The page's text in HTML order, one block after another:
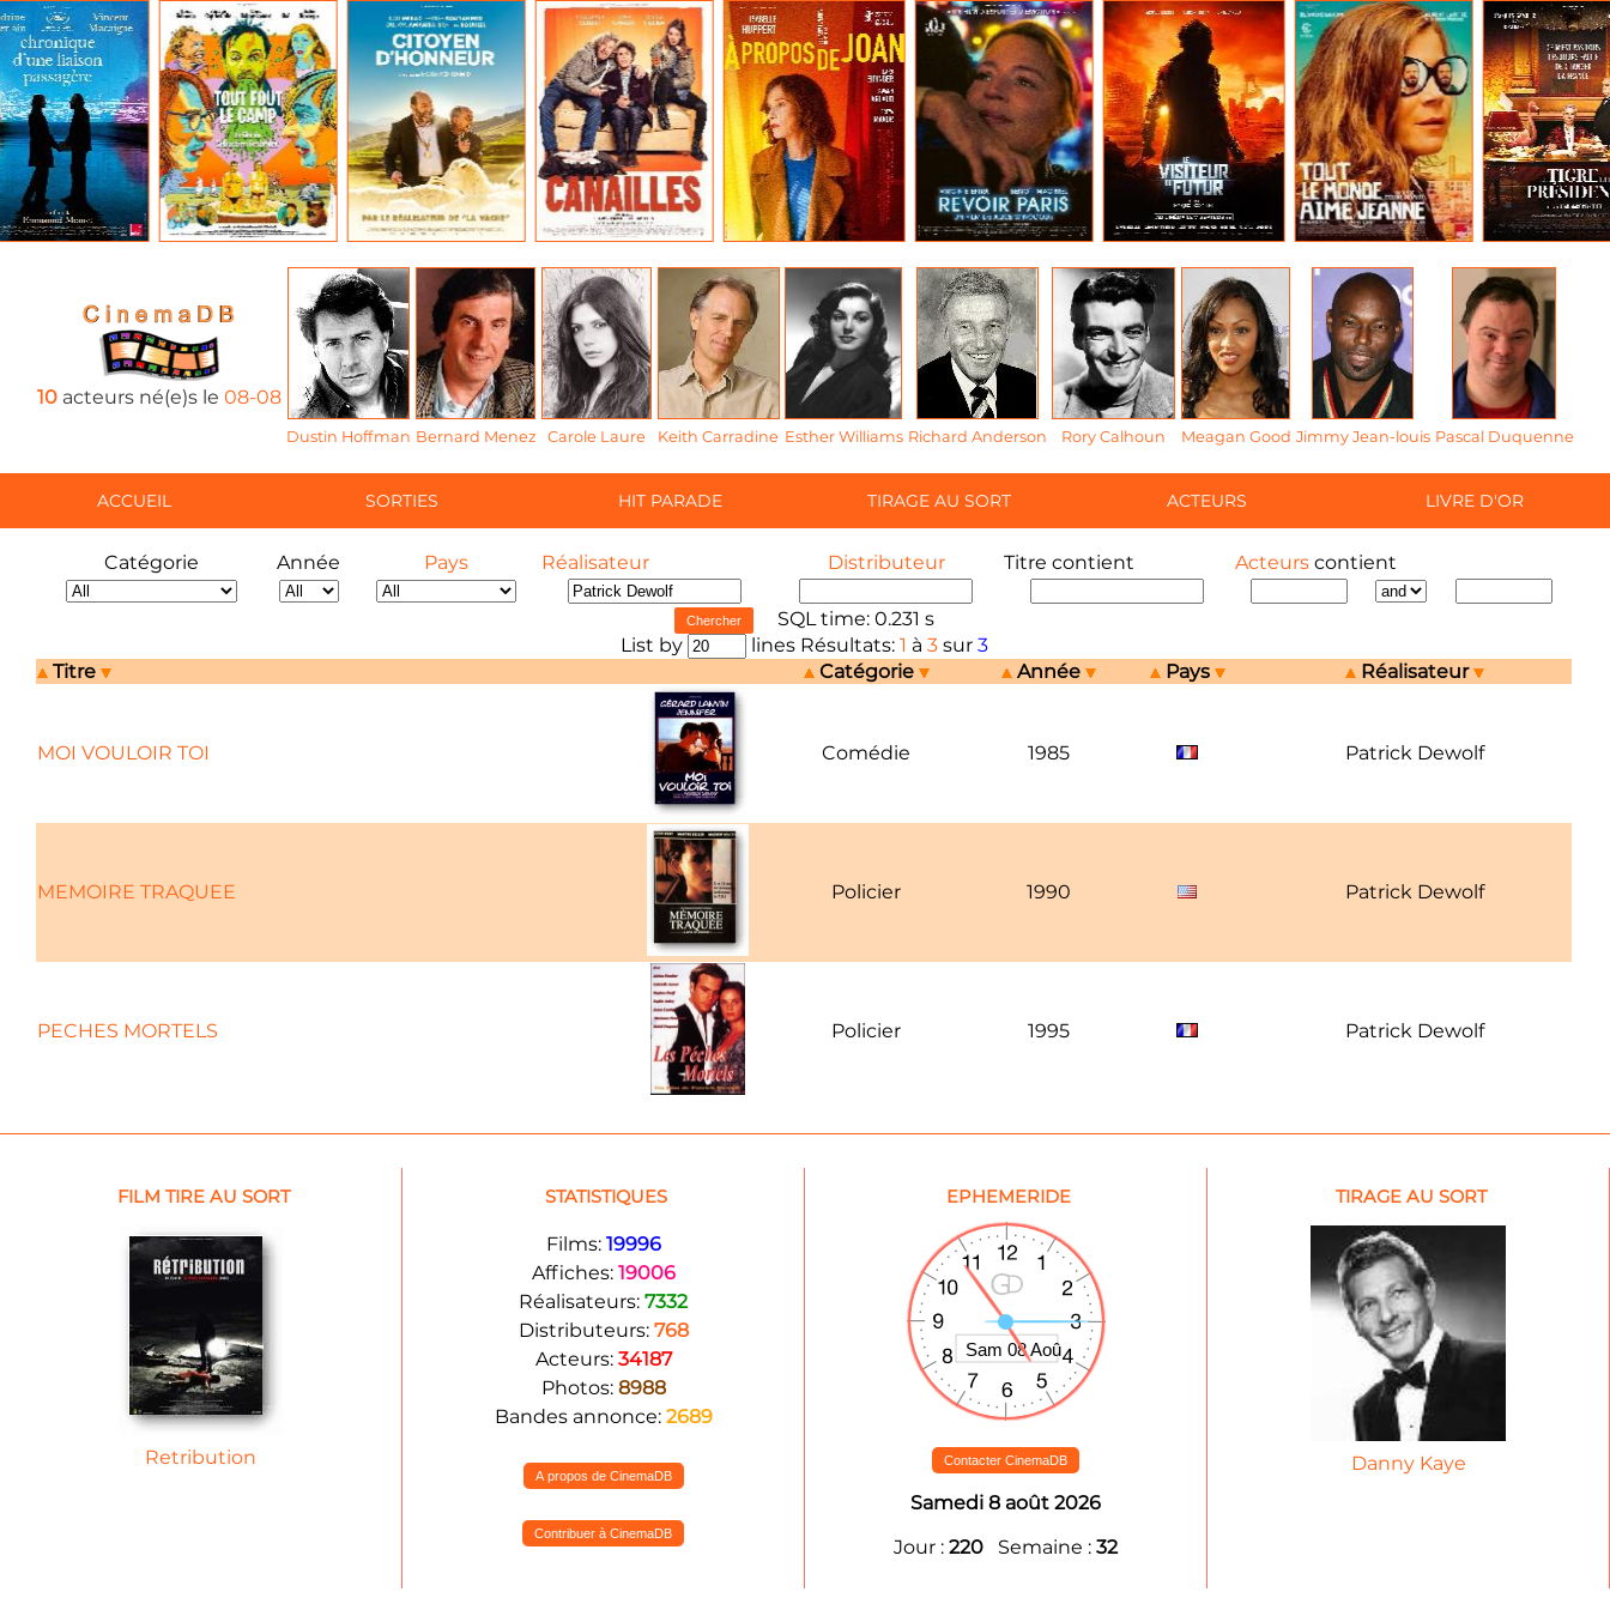
10acteurs né(e)s le 08-08
Dustin Hoffman Bernard Menez Carole Laure Keith Carradine Esther Williams Richard Anderson Rory Calhoun Meagan Good Jimmy Jean-louis Pascal Duquenne
ACCUEIL SORTIES HIT PARADE TIRAGE AU SORT ACTEURS LIVRE D'OR
Catégorie Année Pays Réalisateur Distributeur Titre contient Acteurs contient
SQL time: 0.231 s
List by
lines Résultats: 1 à 3sur 3
Titre
Catégorie Année Pays Réalisateur
MOI VOULOIR TOI Comédie 1985 Patrick Dewolf
MEMOIRE TRAQUEE Policier 1990 Patrick Dewolf
PECHES MORTELS Policier 1995 Patrick Dewolf
FILM TIRE AU SORT
Retribution
STATISTIQUES
Films: 19996
Affiches: 19006
Réalisateurs: 7332
Distributeurs: 768
Acteurs: 34187
Photos: 8988
Bandes annonce: 2689
A propos de CinemaDB
Contribuer à CinemaDB
EPHEMERIDE
Contacter CinemaDB
Samedi 8 août 2026
Jour : 220 Semaine : 32
TIRAGE AU SORT
Danny Kaye